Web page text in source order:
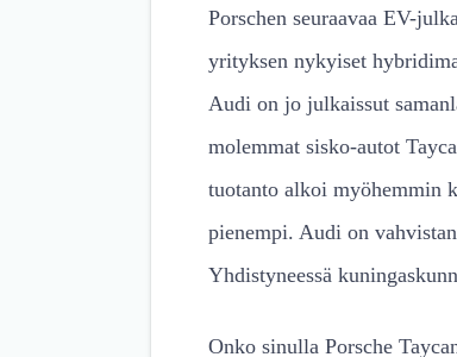
Porschen seuraavaa EV-
yrityksen nykyiset
Audi on jo julkaissut
molemmat sisko-autot
tuotanto alkoi myöhemmin
pienempi. Audi on
Yhdistyneessä
Onko sinulla Porsche